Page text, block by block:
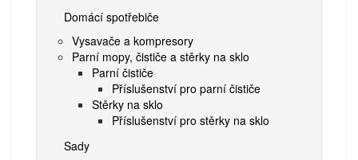
Domácí spotřebiče
Vysavače a kompresory
Parní mopy, čističe a stěrky na sklo
Parní čističe
Příslušenství pro parní čističe
Stěrky na sklo
Příslušenství pro stěrky na sklo
Sady